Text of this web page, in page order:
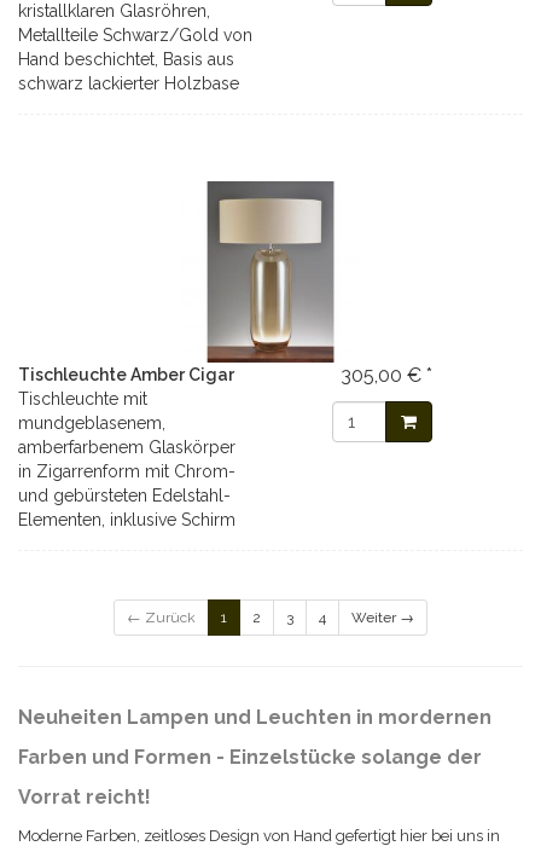
kristallklaren Glasröhren,
Metallteile Schwarz/Gold von
Hand beschichtet, Basis aus
schwarz lackierter Holzbase
Tischleuchte Amber Cigar
Tischleuchte mit
mundgeblasenem,
amberfarbenem Glaskörper
in Zigarrenform mit Chrom-
und gebürsteten Edelstahl-
Elementen, inklusive Schirm
305,00 € *
← Zurück 1 2 3 4 Weiter →
Neuheiten Lampen und Leuchten in mordernen
Farben und Formen - Einzelstücke solange der
Vorrat reicht!
Moderne Farben, zeitloses Design von Hand gefertigt hier bei uns in